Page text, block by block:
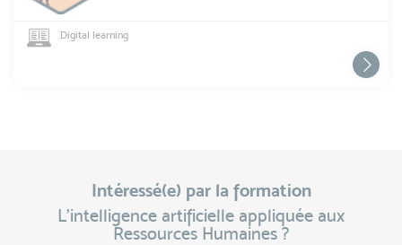
Digital learning
Intéressé(e) par la formation
L'intelligence artificielle appliquée aux
Ressources Humaines ?